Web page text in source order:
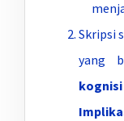
Skripsi
yang